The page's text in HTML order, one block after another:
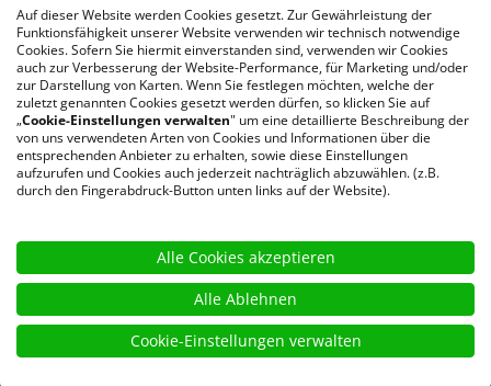
Datenschutz AGB Impressum
220 Google-Rezensionen
★★★★ ★
4,8 von 5 Sternen
Auf dieser Website werden Cookies gesetzt. Zur Gewährleistung der
Funktionsfähigkeit unserer Website verwenden wir technisch notwendige
Cookies. Sofern Sie hiermit einverstanden sind, verwenden wir Cookies
auch zur Verbesserung der Website-Performance, für Marketing und/oder
zur Darstellung von Karten. Wenn Sie festlegen möchten, welche der
zuletzt genannten Cookies gesetzt werden dürfen, so klicken Sie auf
„Cookie-Einstellungen verwalten" um eine detaillierte Beschreibung der
von uns verwendeten Arten von Cookies und Informationen über die
entsprechenden Anbieter zu erhalten, sowie diese Einstellungen
aufzurufen und Cookies auch jederzeit nachträglich abzuwählen. (z.B.
durch den Fingerabdruck-Button unten links auf der Website).
Alle Cookies akzeptieren
Alle Ablehnen
Cookie-Einstellungen verwalten